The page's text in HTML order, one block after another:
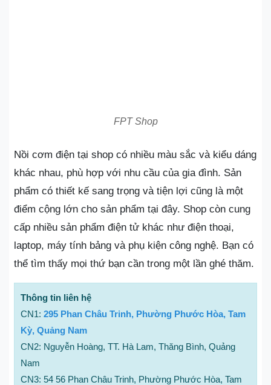
FPT Shop
Nồi cơm điện tại shop có nhiều màu sắc và kiểu dáng
khác nhau, phù hợp với nhu cầu của gia đình. Sản
phẩm có thiết kế sang trọng và tiện lợi cũng là một
điểm cộng lớn cho sản phẩm tại đây. Shop còn cung
cấp nhiều sản phẩm điện tử khác như điện thoại,
laptop, máy tính bảng và phụ kiện công nghệ. Bạn có
thể tìm thấy mọi thứ bạn cần trong một lần ghé thăm.
Thông tin liên hệ
CN1: 295 Phan Châu Trinh, Phường Phước Hòa, Tam
Kỳ, Quảng Nam
CN2: Nguyễn Hoàng, TT. Hà Lam, Thăng Bình, Quảng
Nam
CN3: 54 56 Phan Châu Trinh, Phường Phước Hòa, Tam